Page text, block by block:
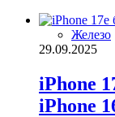
Железо
29.09.2025
iPhone
iPhone